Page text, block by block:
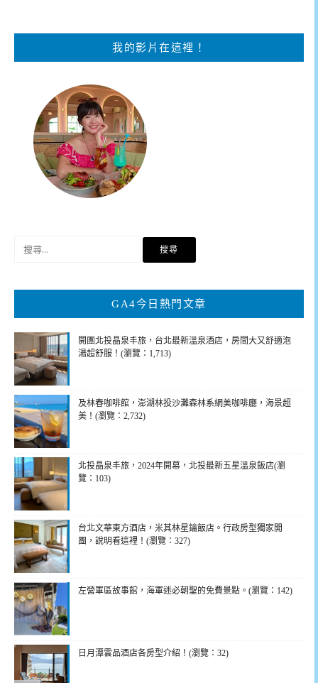
我的影片在這裡！
鍵
GA4今日熱門文章
開團北投晶泉丰旅，台北最新溫泉酒店，房間大又舒適泡
湯超舒服！(瀏覽：1,713)
及林春咖啡館，澎湖林投沙灘森林系網美咖啡廳，海景超
美！(瀏覽：2,732)
北投晶泉丰旅，2024年開幕，北投最新五星溫泉飯店(瀏
覽：103)
台北文華東方酒店，米其林星鑰飯店。行政房型獨家開
團，說明看這裡！(瀏覽：327)
左營軍區故事館，海軍迷必朝聖的免費景點。(瀏覽：142)
日月潭雲品酒店各房型介紹！(瀏覽：32)